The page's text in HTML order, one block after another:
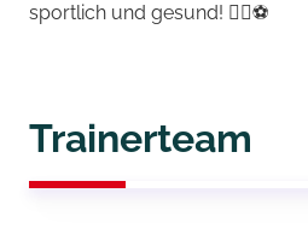
sportlich und gesund! 🏃‍♀️⚽
Trainerteam